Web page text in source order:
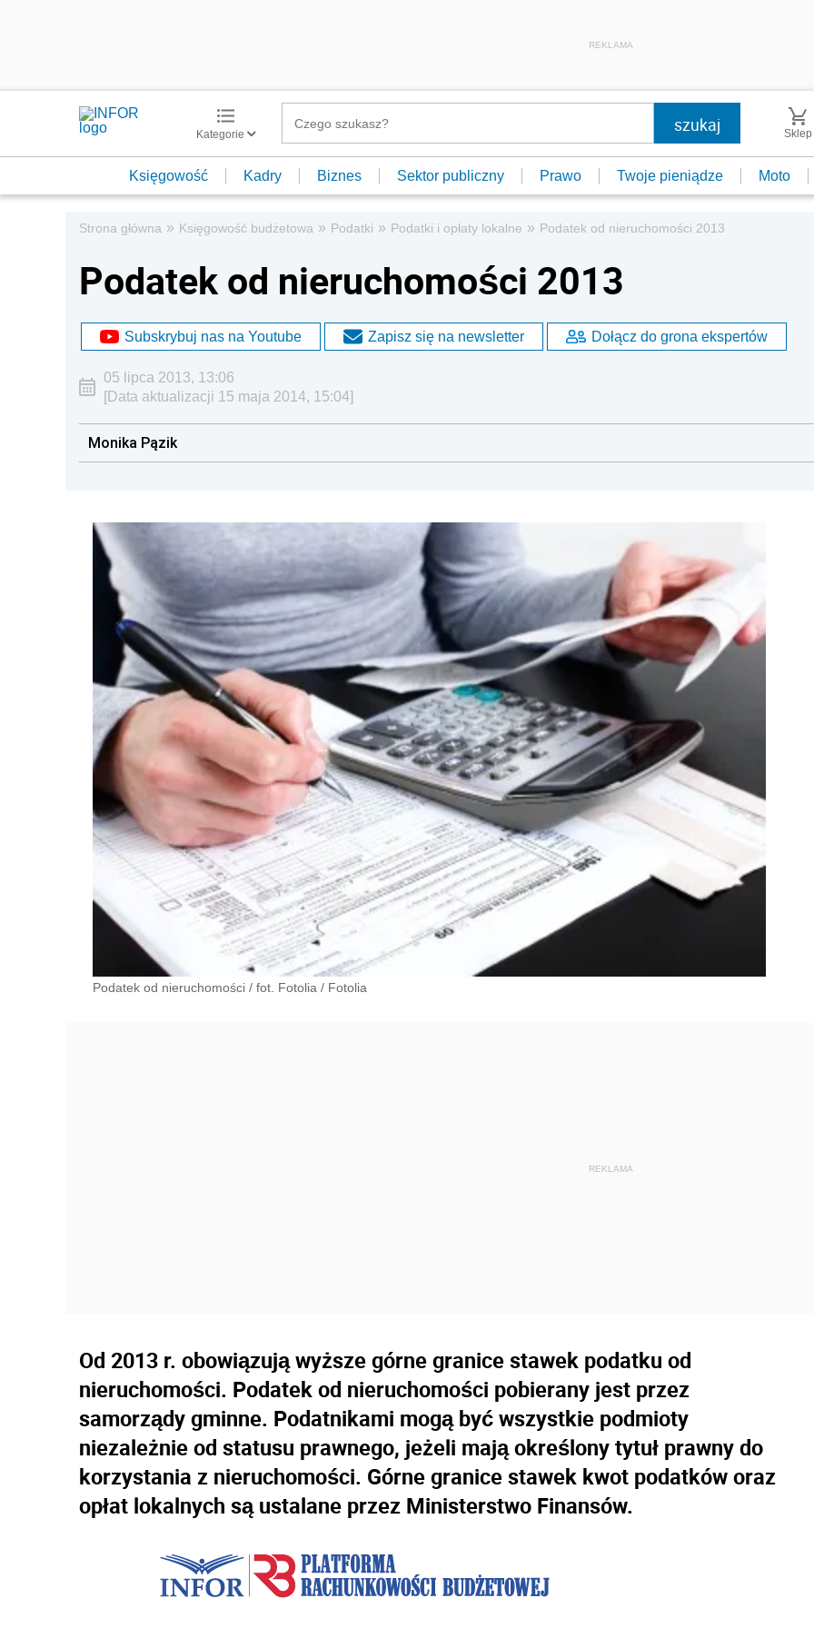
REKLAMA
Kategorie Sklep
Księgowość Kadry Biznes Sektor publiczny Prawo Twoje pieniądze Moto
Strona główna » Księgowość budżetowa » Podatki » Podatki i opłaty lokalne » Podatek od nieruchomości 2013
Podatek od nieruchomości 2013
Subskrybuj nas na Youtube Zapisz się na newsletter Dołącz do grona ekspertów
05 lipca 2013, 13:06
[Data aktualizacji 15 maja 2014, 15:04]
Monika Pązik
Podatek od nieruchomości / fot. Fotolia / Fotolia
Od 2013 r. obowiązują wyższe górne granice stawek podatku od
nieruchomości. Podatek od nieruchomości pobierany jest przez
samorządy gminne. Podatnikami mogą być wszystkie podmioty
niezależnie od statusu prawnego, jeżeli mają określony tytuł prawny do
korzystania z nieruchomości. Górne granice stawek kwot podatków oraz
opłat lokalnych są ustalane przez Ministerstwo Finansów.